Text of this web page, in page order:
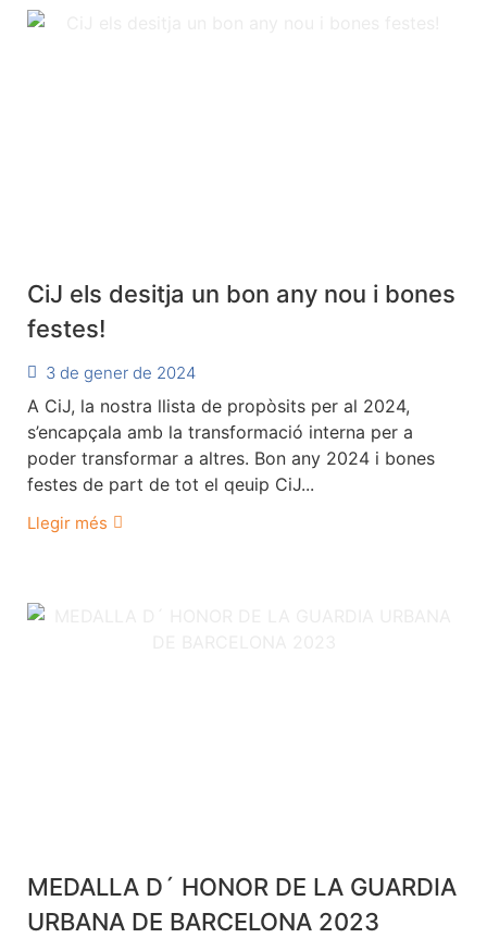
CiJ els desitja un bon any nou i bones
festes!
3 de gener de 2024
A CiJ, la nostra llista de propòsits per al 2024,
s’encapçala amb la transformació interna per a
poder transformar a altres. Bon any 2024 i bones
festes de part de tot el qeuip CiJ...
Llegir més
MEDALLA D´ HONOR DE LA GUARDIA
URBANA DE BARCELONA 2023